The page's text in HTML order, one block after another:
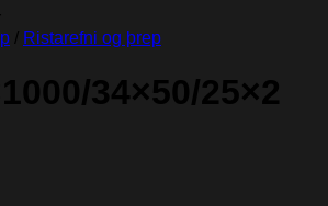
/ Ristarefni og þrep
34×50/25×2